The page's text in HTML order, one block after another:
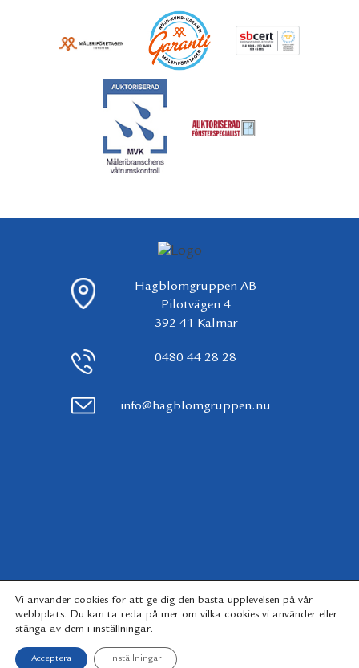
Hagblomgruppen AB
Pilotvägen 4
392 41 Kalmar
0480 44 28 28
info@hagblomgruppen.nu
Vi använder cookies för att ge dig den bästa upplevelsen på vår
webbplats. Du kan ta reda på mer om vilka cookies vi använder eller
stänga av dem i inställningar.
Acceptera Inställningar